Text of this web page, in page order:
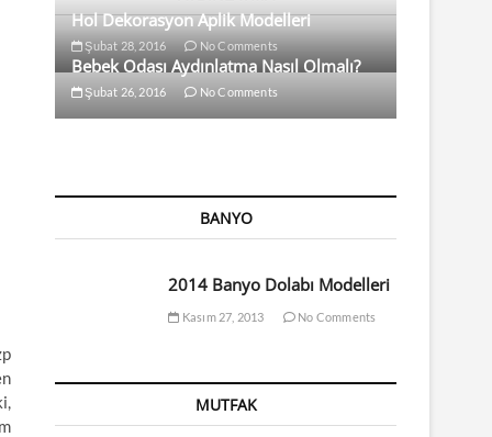
Hol Dekorasyon Aplik Modelleri
Şubat 28, 2016 No Comments
Bebek Odası Aydınlatma Nasıl Olmalı?
Şubat 26, 2016 No Comments
BANYO
2014 Banyo Dolabı Modelleri
Kasım 27, 2013 No Comments
MUTFAK